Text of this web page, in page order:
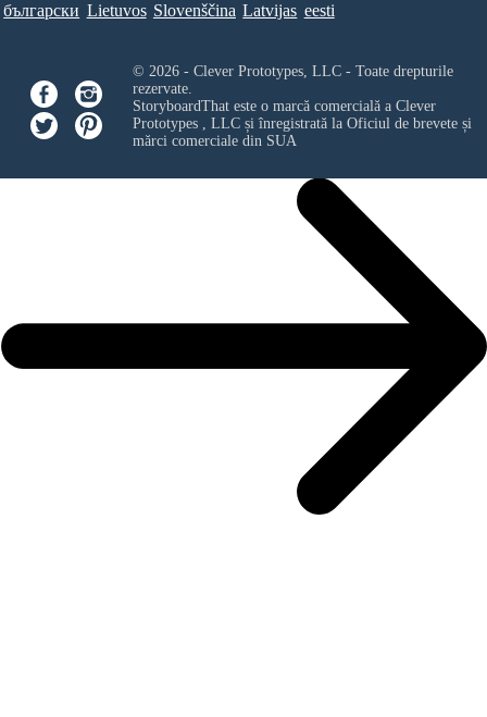
български Lietuvos Slovenščina Latvijas eesti
© 2026 - Clever Prototypes, LLC - Toate drepturile
rezervate.
StoryboardThat este o marcă comercială a Clever
Prototypes , LLCși înregistrată la Oficiul de brevete și
mărci comerciale din SUA